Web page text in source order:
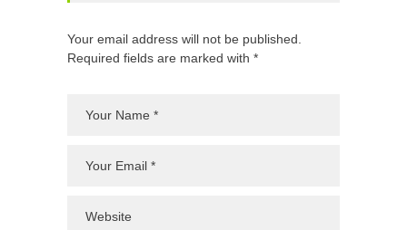
Your email address will not be published.
Required fields are marked with *